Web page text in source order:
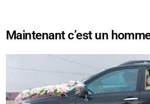
Maintenant c’est un